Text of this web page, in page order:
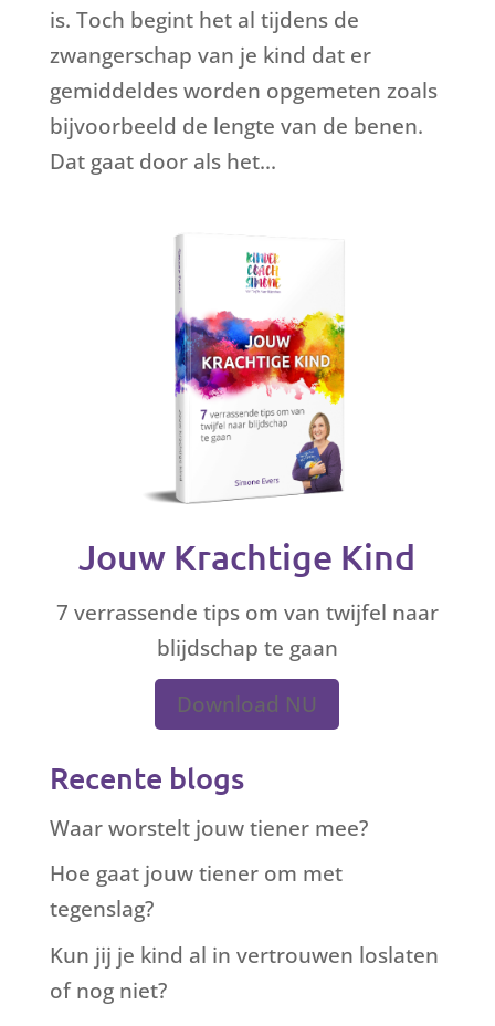
is. Toch begint het al tijdens de
zwangerschap van je kind dat er
gemiddeldes worden opgemeten zoals
bijvoorbeeld de lengte van de benen.
Dat gaat door als het...
Jouw Krachtige Kind
7 verrassende tips om van twijfel naar
blijdschap te gaan
Download NU
Recente blogs
Waar worstelt jouw tiener mee?
Hoe gaat jouw tiener om met
tegenslag?
Kun jij je kind al in vertrouwen loslaten
of nog niet?